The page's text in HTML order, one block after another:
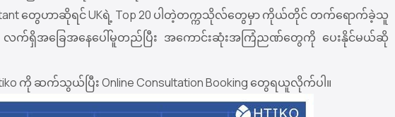
တွေဟာဆိုရင် UKရဲ့ Top 20 ပါတဲ့တက္ကသိုလ်တွေမှာ ကိုယ်တိုင် တက်ရောက်ခဲ့သူ
ရဲ့ လက်ရှိအခြေအနေပေါ်မူတည်ပြီး အကောင်းဆုံးအကြံညဏ်တွေကို ပေးနိုင်မယ်ဆို
ကို ဆက်သွယ်ပြီး Online Consultation Booking တွေရယူလိုက်ပါ။